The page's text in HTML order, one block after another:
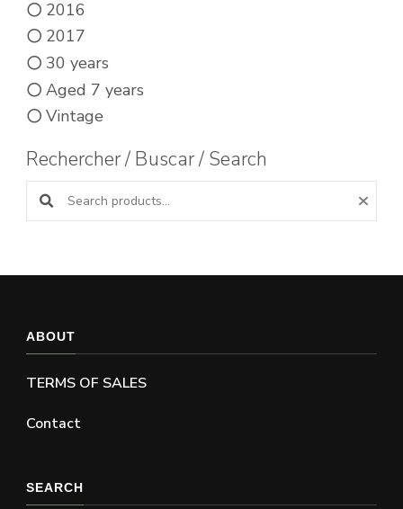
2016
2017
30 years
Aged 7 years
Vintage
Rechercher / Buscar / Search
Search products:
ABOUT
TERMS OF SALES
Contact
SEARCH